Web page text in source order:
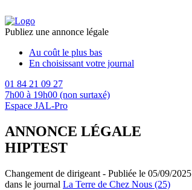
Publiez une annonce légale
Au coût le plus bas
En choisissant votre journal
01 84 21 09 27
7h00 à 19h00 (non surtaxé)
Espace JAL-Pro
ANNONCE LÉGALE
HIPTEST
Changement de dirigeant - Publiée le 05/09/2025
dans le journal La Terre de Chez Nous (25)